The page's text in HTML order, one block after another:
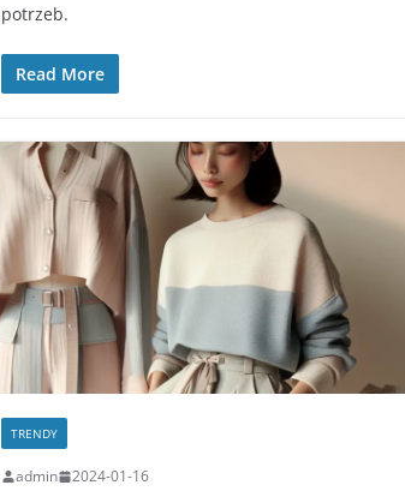
potrzeb.
Read More
TRENDY
admin 2024-01-16